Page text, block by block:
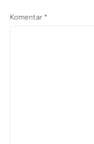
Komentar *